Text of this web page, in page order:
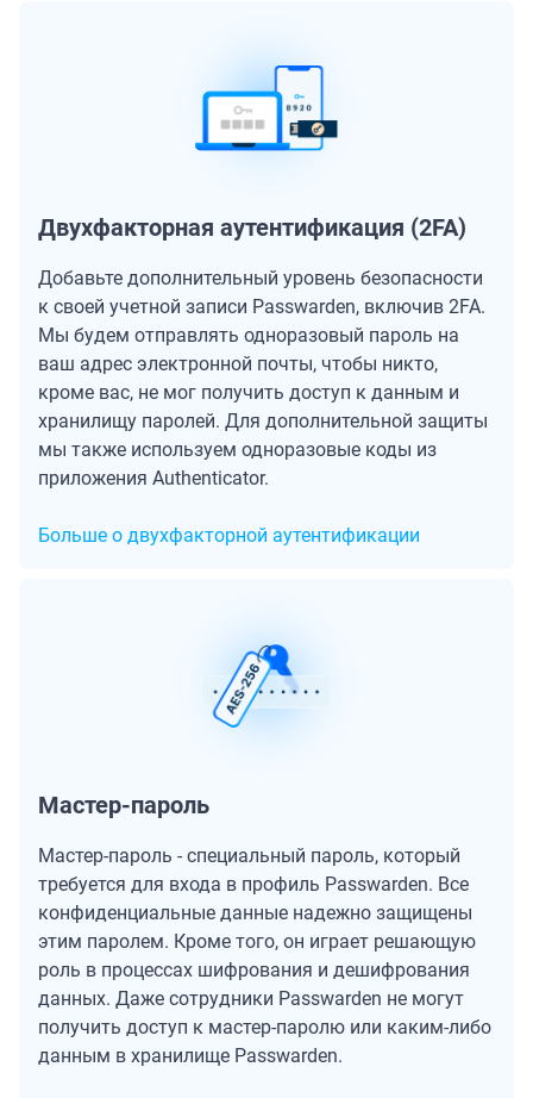
Двухфакторная аутентификация (2FA)
Добавьте дополнительный уровень безопасности
к своей учетной записи Passwarden, включив 2FA.
Мы будем отправлять одноразовый пароль на
ваш адрес электронной почты, чтобы никто,
кроме вас, не мог получить доступ к данным и
хранилищу паролей. Для дополнительной защиты
мы также используем одноразовые коды из
приложения Authenticator.
Больше о двухфакторной аутентификации
Мастер-пароль
Мастер-пароль - специальный пароль, который
требуется для входа в профиль Passwarden. Все
конфиденциальные данные надежно защищены
этим паролем. Кроме того, он играет решающую
роль в процессах шифрования и дешифрования
данных. Даже сотрудники Passwarden не могут
получить доступ к мастер-паролю или каким-либо
данным в хранилище Passwarden.